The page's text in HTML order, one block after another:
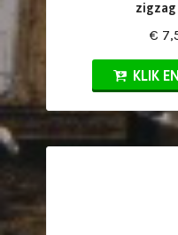
zigzag
€
KLIK